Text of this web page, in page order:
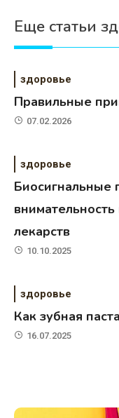
Еще статьи
здоровье
Правильные
07.02.2026
здоровье
Биосигнальные
лекарств
10.10.2025
здоровье
Как зубная
16.07.2025